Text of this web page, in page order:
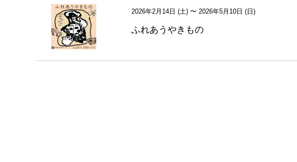
2026年2月14日 (土) 〜 2026年5月10日 (日)
ふれあうやきもの